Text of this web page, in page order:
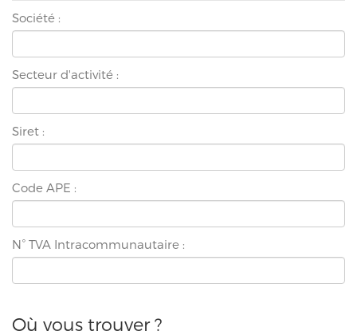
Société :
Secteur d'activité :
Siret :
Code APE :
N° TVA Intracommunautaire :
Où vous trouver ?